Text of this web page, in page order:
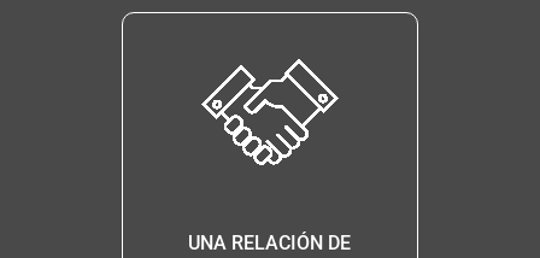
UNA RELACIÓN DE